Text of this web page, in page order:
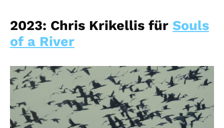
2023: Chris Krikellis für Souls
of a River